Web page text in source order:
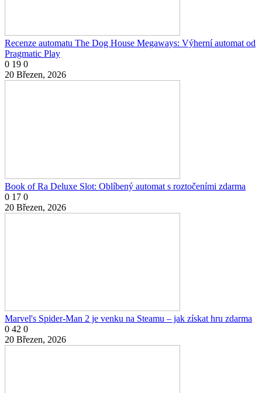
Recenze automatu The Dog House Megaways: Výherní automat od
Pragmatic Play
0 19 0
20 Březen, 2026
Book of Ra Deluxe Slot: Oblíbený automat s roztočeními zdarma
0 17 0
20 Březen, 2026
Marvel's Spider-Man 2 je venku na Steamu – jak získat hru zdarma
0 42 0
20 Březen, 2026